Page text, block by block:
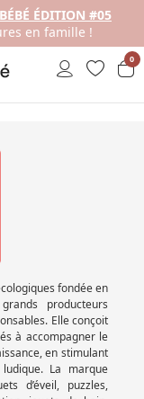
ÉDITION #05
en famille !
0
fondée en
producteurs
Elle conçoit
à accompagner le
en stimulant
La marque
d’éveil, puzzles,